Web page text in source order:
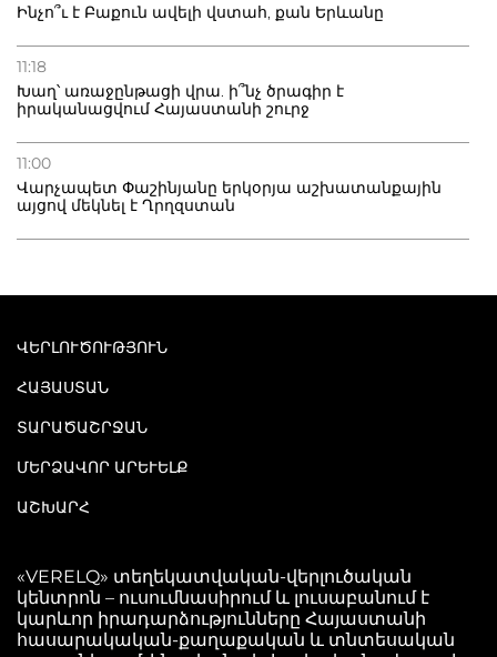
Ինչո՞ւ է Բաքուն ավելի վստահ, քան Երևանը
11:18
Խաղ՝ առաջընթացի վրա. ի՞նչ ծրագիր է
իրականացվում Հայաստանի շուրջ
11:00
Վարչապետ Փաշինյանը երկօրյա աշխատանքային
այցով մեկնել է Ղրղզստան
ՎԵՐԼՈՒԾՈՒԹՅՈՒՆ
ՀԱՅԱՍՏԱՆ
ՏԱՐԱԾԱՇՐՋԱՆ
ՄԵՐՁԱՎՈՐ ԱՐԵՒԵԼՔ
ԱՇԽԱՐՀ
«VERELQ» տեղեկատվական-վերլուծական
կենտրոն – ուսումնասիրում և լուսաբանում է
կարևոր իրադարձությունները Հայաստանի
հասարակական-քաղաքական և տնտեսական